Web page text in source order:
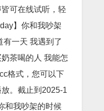
可在线试听，轻
】你和我吵架
有一天 我遇到了
茶喝的人 我能怎
格式，您可以下
。截止到2025-1
和我吵架的时候